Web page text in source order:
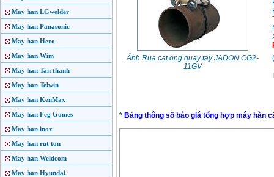
May han LGwelder
May han Panasonic
May han Hero
May han Wim
May han Tan thanh
May han Telwin
May han KenMax
May han Feg Gomes
May han inox
May han rut ton
May han Weldcom
May han Hyundai
Ảnh Rua cat ong quay tay JADON CG2-
11GV
(
* Bảng thông số báo giá tổng hợp máy hàn